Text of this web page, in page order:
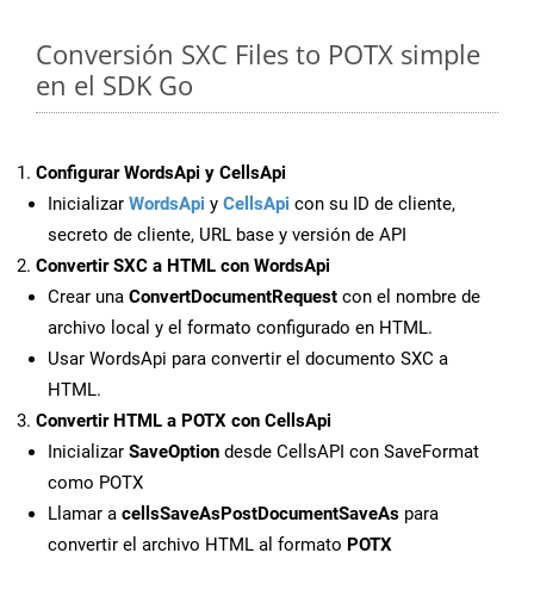
Conversión SXC Files to POTX simple
en el SDK Go
Configurar WordsApi y CellsApi
Inicializar WordsApi y CellsApi con su ID de cliente,
secreto de cliente, URL base y versión de API
Convertir SXC a HTML con WordsApi
Crear una ConvertDocumentRequest con el nombre de
archivo local y el formato configurado en HTML.
Usar WordsApi para convertir el documento SXC a
HTML.
Convertir HTML a POTX con CellsApi
Inicializar SaveOption desde CellsAPI con SaveFormat
como POTX
Llamar a cellsSaveAsPostDocumentSaveAs para
convertir el archivo HTML al formato POTX